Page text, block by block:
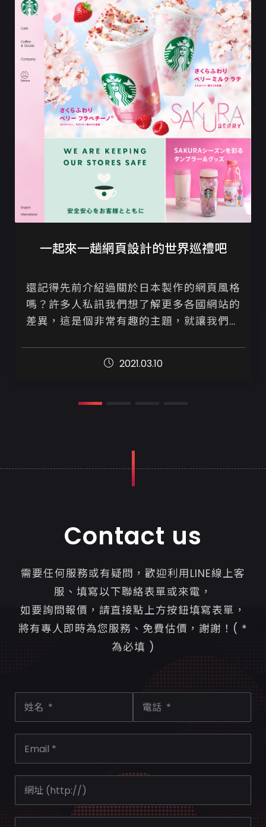
一起來一趟網頁設計的世界巡禮吧
還記得先前介紹過關於日本製作的網頁風格
嗎？許多人私訊我們想了解更多各國網站的
差異，這是個非常有趣的主題，就讓我們一
2021.03.10
Contact us
需要任何服務或有疑問，歡迎利用LINE線上客
服、填寫以下聯絡表單或來電，
如要詢問報價，請直接點上方按鈕填寫表單，
將有專人即時為您服務、免費估價，謝謝！( *
為必填 )